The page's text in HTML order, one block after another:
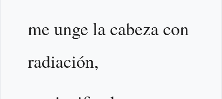
me unge la cabeza con
radiación,